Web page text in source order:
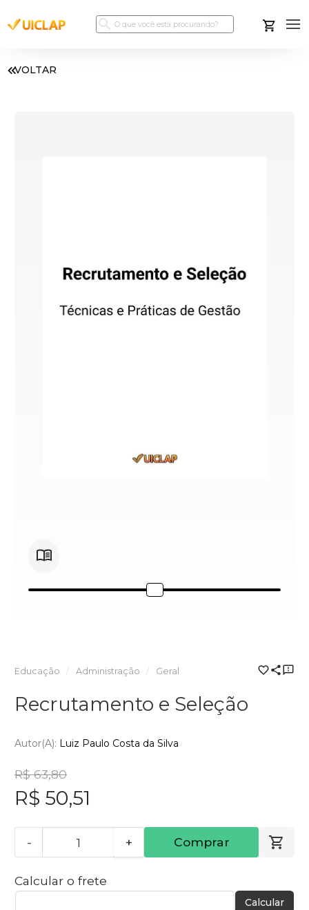
VOLTAR
Educação Administração Geral
Recrutamento e Seleção
Autor(a): Luiz Paulo Costa da Silva
R$ 63,80
R$ 50,51
- + Comprar
Calcular o frete
Calcular